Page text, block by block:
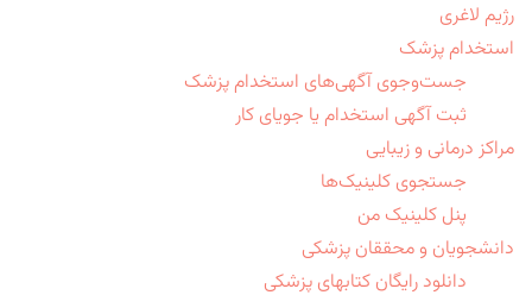
رژیم لاغری
استخدام پزشک
جست‌وجوی آگهی‌های استخدام پزشک
ثبت آگهی استخدام یا جویای کار
مراکز درمانی و زیبایی
جستجوی کلینیک‌ها
پنل کلینیک من
دانشجویان و محققان پزشکی
دانلود رایگان کتابهای پزشکی